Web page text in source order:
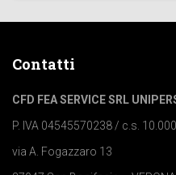
Contatti
CFD FEA SERVICE SRL
P. IVA 04545570238 / c.s.
via A. Fogazzaro 13